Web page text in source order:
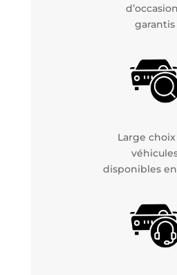
garantis
Large
disponibles